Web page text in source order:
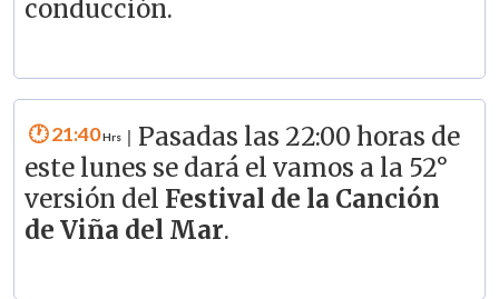
conducción.
21:40
Pasadas las 22:00 horas de
este lunes se dará el vamos a la 52°
versión del Festival de la Canción
de Viña del Mar.